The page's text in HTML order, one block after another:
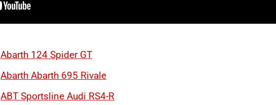
Abarth 124 Spider GT
Abarth Abarth 695 Rivale
ABT Sportsline Audi RS4-R